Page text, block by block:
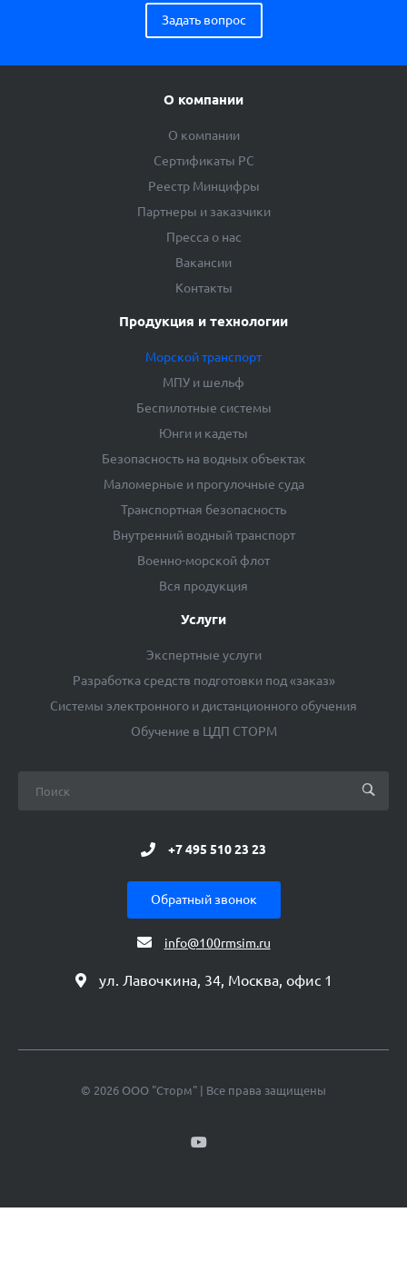
Задать вопрос
О компании
О компании
Сертификаты РС
Реестр Минцифры
Партнеры и заказчики
Пресса о нас
Вакансии
Контакты
Продукция и технологии
Морской транспорт
МПУ и шельф
Беспилотные системы
Юнги и кадеты
Безопасность на водных объектах
Маломерные и прогулочные суда
Транспортная безопасность
Внутренний водный транспорт
Военно-морской флот
Вся продукция
Услуги
Экспертные услуги
Разработка средств подготовки под «заказ»
Системы электронного и дистанционного обучения
Обучение в ЦДП СТОРМ
+7 495 510 23 23
Обратный звонок
info@100rmsim.ru
ул. Лавочкина, 34, Москва, офис 1
© 2026 ООО "Сторм" | Все права защищены